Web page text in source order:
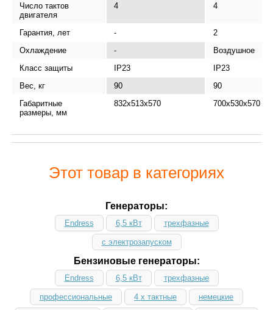
Число тактов
двигателя
4 4
Гарантия, лет -
2
Охлаждение
-
Воздушное
Класс защиты
IP23
IP23
Вес, кг
90
90
Габаритные
размеры, мм
832х513х570 700х530х570
Этот товар в категориях
Генераторы:
Endress 6,5 кВт трехфазные
с электрозапуском
Бензиновые генераторы:
Endress 6,5 кВт трехфазные
профессиональные 4 х тактные немецкие